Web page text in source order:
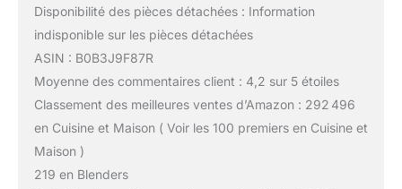
Disponibilité des pièces détachées : Information
indisponible sur les pièces détachées
ASIN : B0B3J9F87R
Moyenne des commentaires client : 4,2 sur 5 étoiles
Classement des meilleures ventes d’Amazon : 292 496
en Cuisine et Maison ( Voir les 100 premiers en Cuisine et
Maison )
219 en Blenders